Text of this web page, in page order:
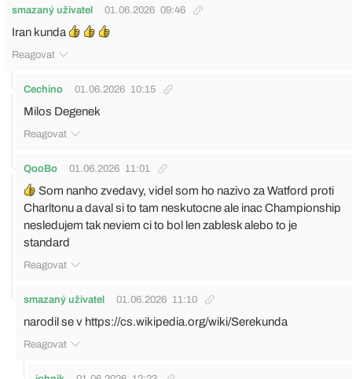
smazaný uživatel 01.06.2026 09:46
Iran kunda
Reagovat
Cechino 01.06.2026 10:15
Milos Degenek
Reagovat
QooBo 01.06.2026 11:01
Som nanho zvedavy, videl som ho nazivo za Watford proti
Charltonu a daval si to tam neskutocne ale inac Championship
nesledujem tak neviem ci to bol len zablesk alebo to je
standard
Reagovat
smazaný uživatel 01.06.2026 11:10
narodil se v https://cs.wikipedia.org/wiki/Serekunda
Reagovat